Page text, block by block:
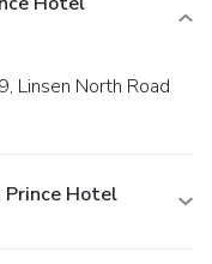
Prince Hotel